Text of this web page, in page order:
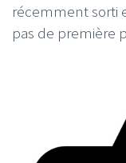
récemment sorti
pas de première